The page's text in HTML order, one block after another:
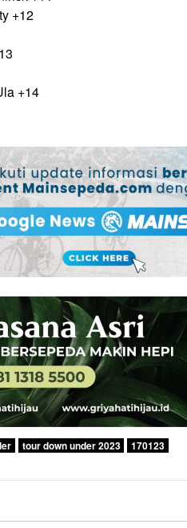
+12
+14
tour down under 2023 170123